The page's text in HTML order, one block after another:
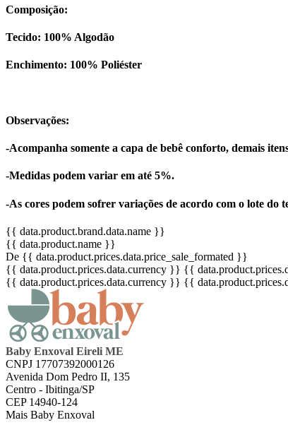
Composição:
Tecido: 100% Algodão
Enchimento: 100% Poliéster
Observações:
-Acompanha somente a capa de bebê conforto, demais
-Medidas podem variar em até 5%.
-As cores podem sofrer variações de acordo com o lote do
{{ data.product.brand.data.name }}
{{ data.product.name }}
De {{ data.product.prices.data.price_sale_formated }}
{{ data.product.prices.data.currency }} {{
{{ data.product.prices.data.currency }} {{
Baby Enxoval Eireli ME
CNPJ 17707392000126
Avenida Dom Pedro II, 135
Centro - Ibitinga/SP
CEP 14940-124
Mais Baby Enxoval